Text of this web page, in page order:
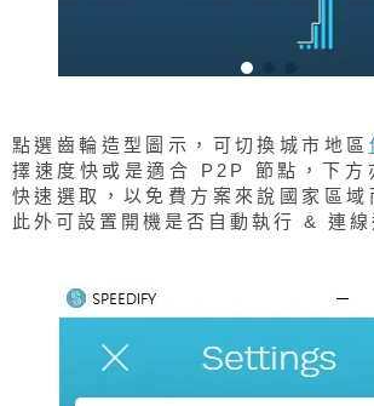
點選齒輪造型圖示，可切換城市地區
擇速度快或是適合 P2P 節點，下方
快速選取，以免費方案來說國家區域
此外可設置開機是否自動執行 & 連線